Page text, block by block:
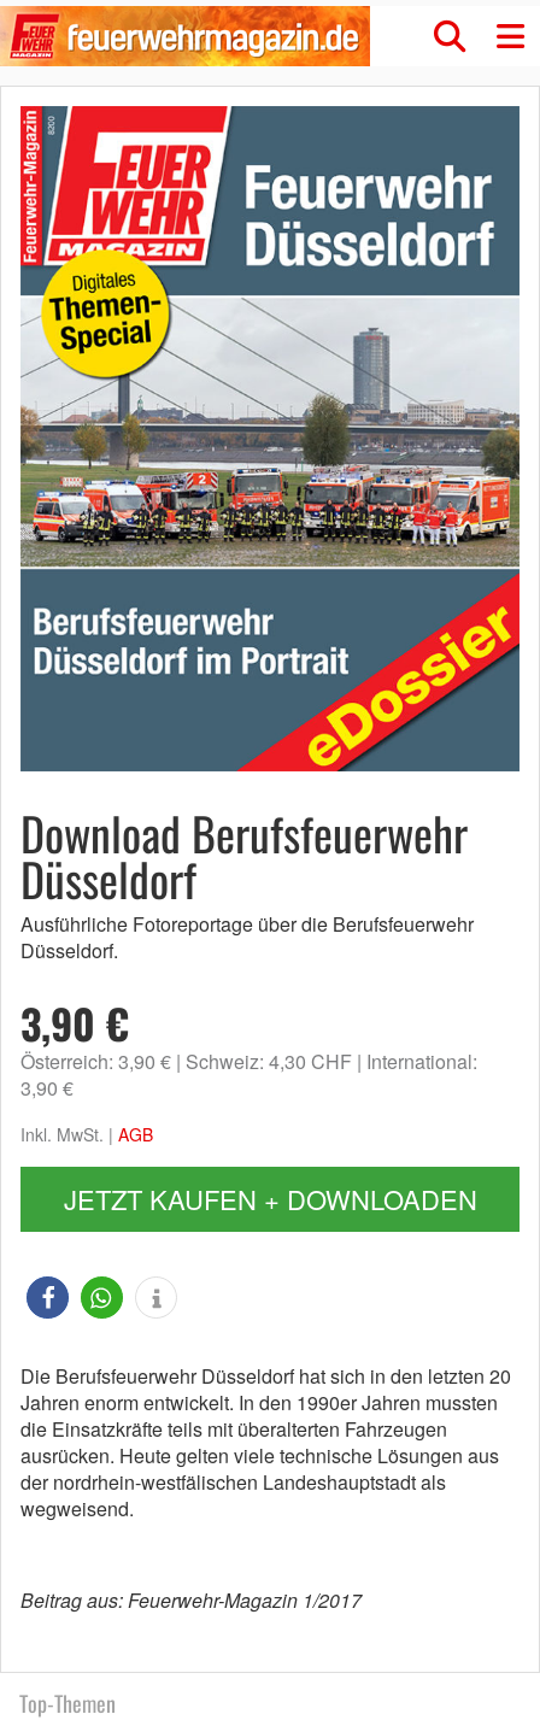
Download Berufsfeuerwehr
Düsseldorf
Ausführliche Fotoreportage über die Berufsfeuerwehr
Düsseldorf.
3,90 €
Österreich: 3,90 € Schweiz: 4,30 CHF International:
3,90 €
Inkl. MwSt. | AGB
JETZT KAUFEN + DOWNLOADEN
Die Berufsfeuerwehr Düsseldorf hat sich in den letzten 20
Jahren enorm entwickelt. In den 1990er Jahren mussten
die Einsatzkräfte teils mit überalterten Fahrzeugen
ausrücken. Heute gelten viele technische Lösungen aus
der nordrhein-westfälischen Landeshauptstadt als
wegweisend.
Beitrag aus: Feuerwehr-Magazin 1/2017
Top-Themen